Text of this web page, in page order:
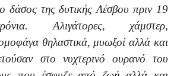
δάσος της δυτικής Λέσβου πριν 19
Αλιγάτορες, χάμστερ,
θηλαστικά, μυωξοί αλλά και
στο νυχτερινό ουρανό του